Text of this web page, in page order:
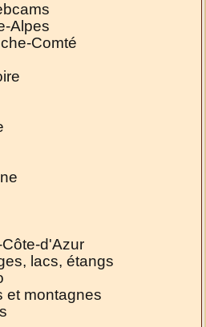
Alpes
Comté
d'Azur
lacs, étangs
et montagnes